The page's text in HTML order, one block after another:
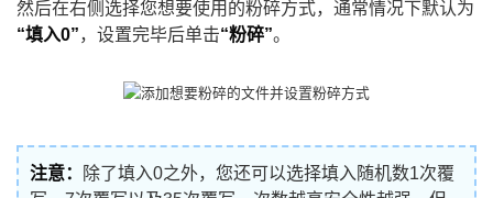
然后在右侧选择您想要使用的粉碎方式，通常情况下默认为
“填入0”，设置完毕后单击“粉碎”。
注意：
除了填入0之外，您还可以选择填入随机数1次覆